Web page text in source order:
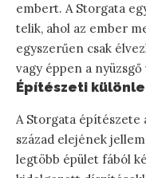
embert. A Storgata
telik, ahol az ember
egyszerűen csak
vagy éppen a
Építészeti
A Storgata építészete
század elejének
legtöbb épület fából